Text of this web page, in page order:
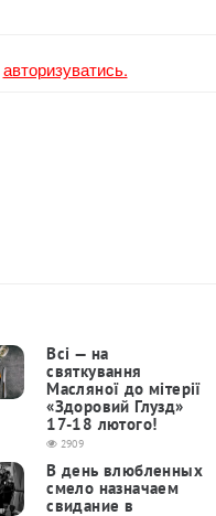
авторизуватись.
Всі — на
святкування
Масляної до мітерії
«Здоровий Глузд»
17-18 лютого!
2909
В день влюбленных
смело назначаем
свидание в